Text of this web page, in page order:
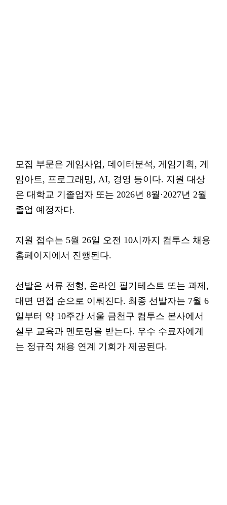
모집 부문은 게임사업, 데이터분석, 게임기획, 게
임아트, 프로그래밍, AI, 경영 등이다. 지원 대상
은 대학교 기졸업자 또는 2026년 8월·2027년 2월
졸업 예정자다.
지원 접수는 5월 26일 오전 10시까지 컴투스 채용
홈페이지에서 진행된다.
선발은 서류 전형, 온라인 필기테스트 또는 과제,
대면 면접 순으로 이뤄진다. 최종 선발자는 7월 6
일부터 약 10주간 서울 금천구 컴투스 본사에서
실무 교육과 멘토링을 받는다. 우수 수료자에게
는 정규직 채용 연계 기회가 제공된다.